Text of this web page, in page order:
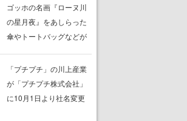
ゴッホの名画『ローヌ川
の星月夜』をあしらった
傘やトートバッグなどが
日間限定で予約販売
「プチプチ」の川上産業
が「プチプチ株式会社」
に10月1日より社名変更